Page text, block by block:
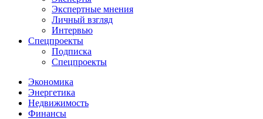
Экспертные мнения
Личный взгляд
Интервью
Спецпроекты
Подписка
Спецпроекты
Экономика
Энергетика
Недвижимость
Финансы